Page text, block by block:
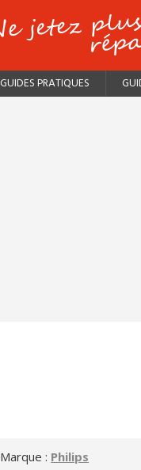
GUIDES PRATIQUES
Marque : Philips